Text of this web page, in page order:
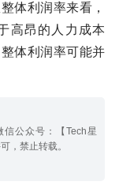
体利润率来看，
高昂的人力成本
体利润率可能并
公众号：【Tech星
，禁止转载。